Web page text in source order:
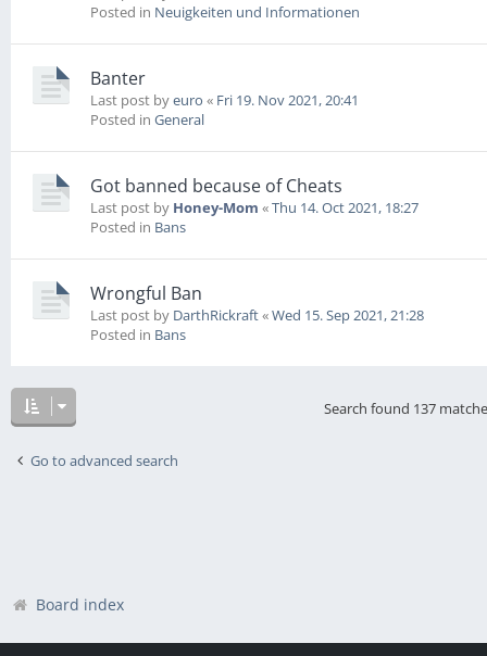
Posted in Neuigkeiten und Informationen
Banter
Last post byeuro « Fri 19. Nov 2021, 20:41
Posted in General
Got banned because of Cheats
Last post by Honey-Mom «Thu 14. Oct 2021, 18:27
Posted in Bans
Wrongful Ban
Last post by DarthRickraft«Wed 15. Sep 2021, 21:28
Posted in Bans
Search found 137
Go to advanced search
Board index